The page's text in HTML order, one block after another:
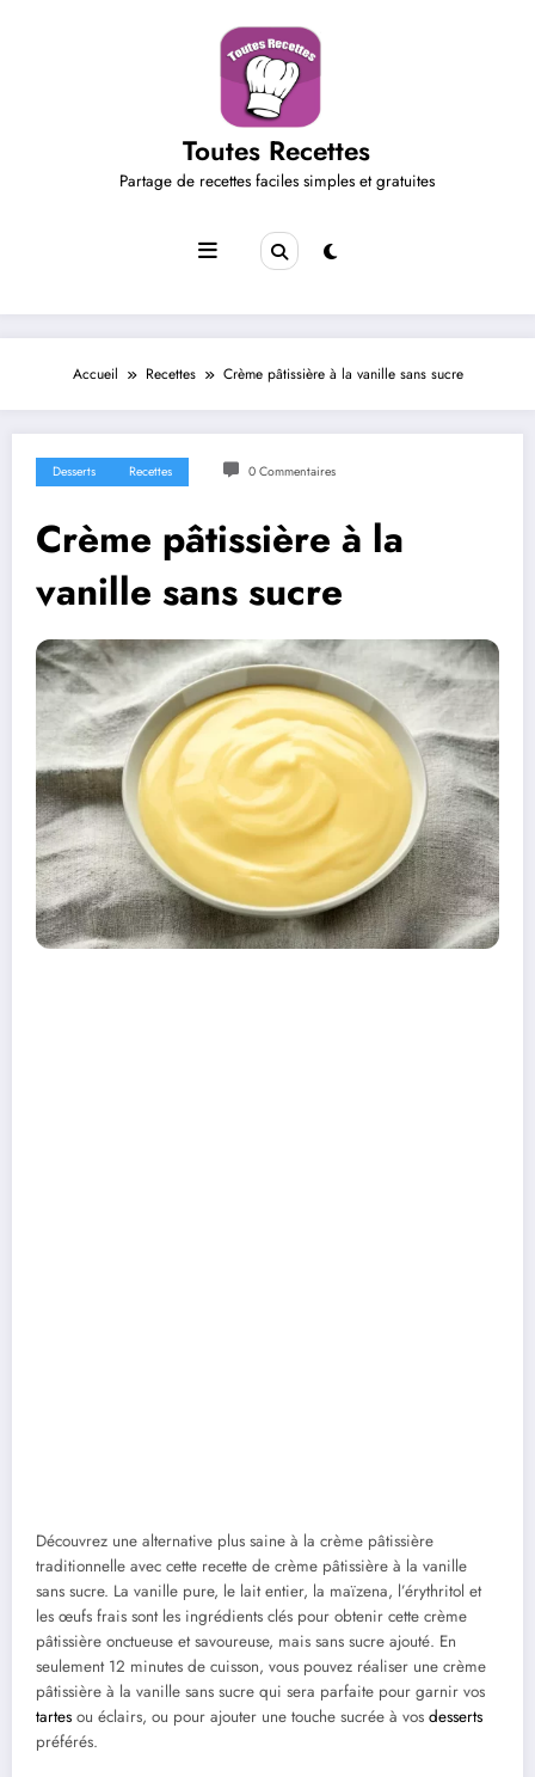
Toutes Recettes
Partage de recettes faciles simples et gratuites
Accueil Recettes Crème pâtissière à la vanille sans sucre
Desserts Recettes 0 Commentaires
Crème pâtissière à la
vanille sans sucre
Découvrez une alternative plus saine à la crème pâtissière
traditionnelle avec cette recette de crème pâtissière à la vanille
sans sucre. La vanille pure, le lait entier, la maïzena, l’érythritol et
les œufs frais sont les ingrédients clés pour obtenir cette crème
pâtissière onctueuse et savoureuse, mais sans sucre ajouté. En
seulement 12 minutes de cuisson, vous pouvez réaliser une crème
pâtissière à la vanille sans sucre qui sera parfaite pour garnir vos
tartes ou éclairs, ou pour ajouter une touche sucrée à vos desserts
préférés.